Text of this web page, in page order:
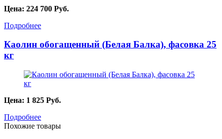
Цена: 224 700 Руб.
Подробнее
Каолин обогащенный (Белая Балка), фасовка 25
кг
Цена: 1 825 Руб.
Подробнее
Похожие товары